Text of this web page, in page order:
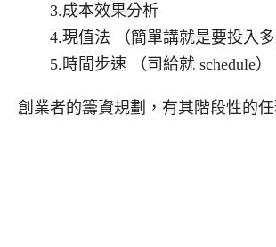
3.成本效果分析
4.現值法 （簡單講就是要投入多
5.時間步速 （司給就 schedule）
創業者的籌資規劃，有其階段性的任